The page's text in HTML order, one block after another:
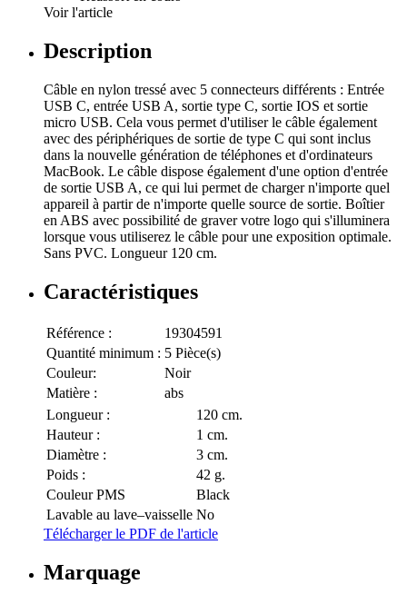
Voir l'article
Description
Câble en nylon tressé avec 5 connecteurs différents : Entrée
USB C, entrée USB A, sortie type C, sortie IOS et sortie
micro USB. Cela vous permet d'utiliser le câble également
avec des périphériques de sortie de type C qui sont inclus
dans la nouvelle génération de téléphones et d'ordinateurs
MacBook. Le câble dispose également d'une option d'entrée
de sortie USB A, ce qui lui permet de charger n'importe quel
appareil à partir de n'importe quelle source de sortie. Boîtier
en ABS avec possibilité de graver votre logo qui s'illuminera
lorsque vous utiliserez le câble pour une exposition optimale.
Sans PVC. Longueur 120 cm.
Caractéristiques
Référence :
19304591
Quantité minimum : 5 Pièce(s)
Couleur:
Noir
Matière :
abs
Longueur :
120 cm.
Hauteur :
1 cm.
Diamètre :
3 cm.
Poids :
42 g.
Couleur PMS
Black
Lavable au lave–vaisselle No
Télécharger le PDF de l'article
Marquage